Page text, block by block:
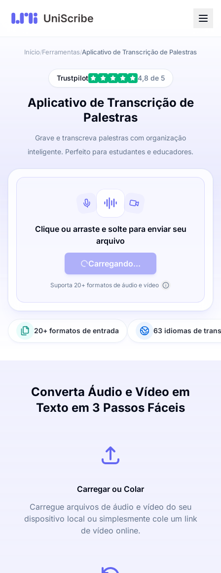
Início/Ferramentas/Aplicativo de Transcrição de Palestras
Trustpilot 4,8 de 5
Aplicativo de Transcrição de
Palestras
Grave e transcreva palestras com organização
inteligente. Perfeito para estudantes e educadores.
Clique ou arraste e solte para enviar seu
arquivo
Carregando...
Suporta 20+ formatos de áudio e vídeo
20+ formatos de entrada 63 idiomas de
Converta Áudio e Vídeo em
Texto em 3 Passos Fáceis
Carregar ou Colar
Carregue arquivos de áudio e vídeo do seu
dispositivo local ou simplesmente cole um link
de vídeo online.